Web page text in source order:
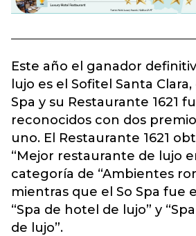
Este año el ganador
lujo es el Sofitel Santa
Spa y su Restaurante 1621
reconocidos con dos
uno. El Restaurante 1621
“Mejor restaurante de lujo
categoría de “Ambientes
mientras que el So Spa fue
“Spa de hotel de lujo” y
de lujo”.